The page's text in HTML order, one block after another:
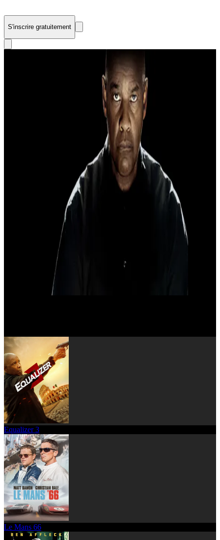
S'inscrire gratuitement
Equalizer 3
Le Mans 66